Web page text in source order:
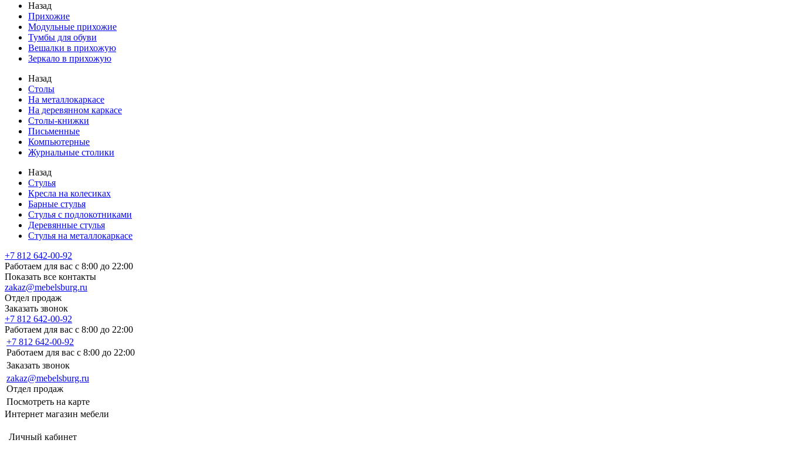
Назад
Прихожие
Модульные прихожие
Тумбы для обуви
Вешалки в прихожую
Зеркало в прихожую
Назад
Столы
На металлокаркасе
На деревянном каркасе
Столы-книжки
Письменные
Компьютерные
Журнальные столики
Назад
Стулья
Кресла на колесиках
Барные стулья
Стулья с подлокотниками
Деревянные стулья
Стулья на металлокаркасе
+7 812 642-00-92
Работаем для вас с 8:00 до 22:00
Показать все контакты
zakaz@mebelsburg.ru
Отдел продаж
Заказать звонок
+7 812 642-00-92
Работаем для вас с 8:00 до 22:00
+7 812 642-00-92
Работаем для вас с 8:00 до 22:00
Заказать звонок
zakaz@mebelsburg.ru
Отдел продаж
Посмотреть на карте
Интернет магазин мебели
Личный кабинет